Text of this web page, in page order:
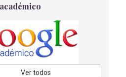
ENTRE NUTRICIÓN Y
J- 15/05/2018
DE ENFERMERÍA:
DEL PACIENTE EN
Ver todos